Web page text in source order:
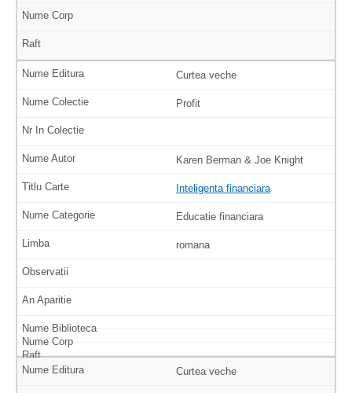
Curtea veche
Profit
Karen Berman & Joe Knight
Inteligenta financiara
Educatie financiara
romana
Curtea veche